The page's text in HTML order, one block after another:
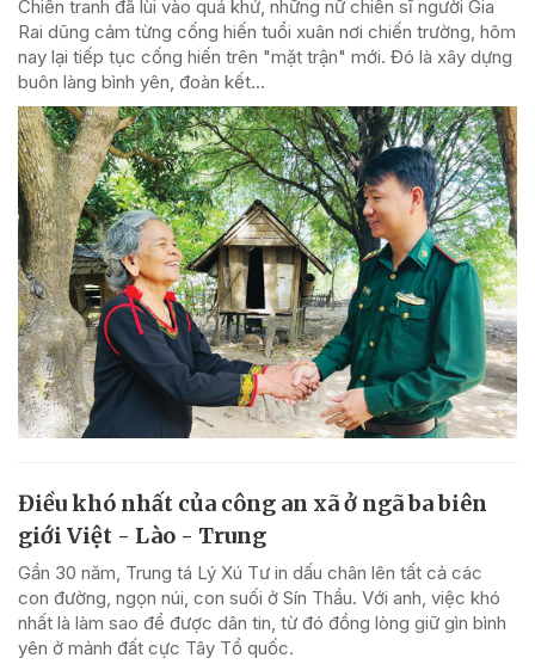
Chiến tranh đã lùi vào quá khứ, những nữ chiến sĩ người Gia
Rai dũng cảm từng cống hiến tuổi xuân nơi chiến trường, hôm
nay lại tiếp tục cống hiến trên "mặt trận" mới. Đó là xây dựng
buôn làng bình yên, đoàn kết...
Điều khó nhất của công an xã ở ngã ba biên
giới Việt - Lào - Trung
Gần 30 năm, Trung tá Lý Xú Tư in dấu chân lên tất cả các
con đường, ngọn núi, con suối ở Sín Thầu. Với anh, việc khó
nhất là làm sao để được dân tin, từ đó đồng lòng giữ gìn bình
yên ở mảnh đất cực Tây Tổ quốc.